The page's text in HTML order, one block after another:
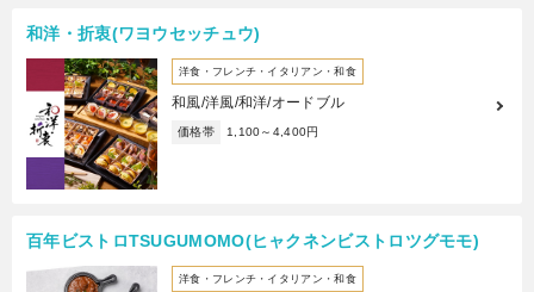
和洋・折衷(ワヨウセッチュウ)
洋食・フレンチ・イタリアン・和食
和風/洋風/和洋/オードブル
価格帯 1,100～4,400円
百年ビストロTSUGUMOMO(ヒャクネンビストロツグモモ)
洋食・フレンチ・イタリアン・和食